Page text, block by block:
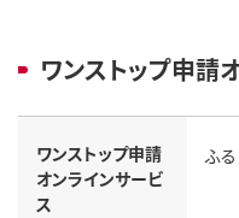
ワンストップ申請
ワンストップ申請
オンラインサービ
ス
ふ